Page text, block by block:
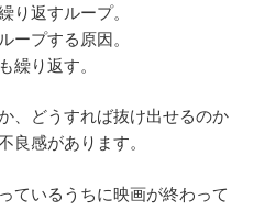
り返すループ。
ープする原因。
繰り返す。
、どうすれば抜け出せるのか
良感があります。
ているうちに映画が終わって